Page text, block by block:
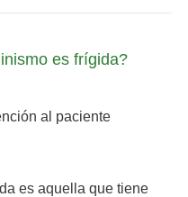
es frígida?
al paciente
es aquella que tiene